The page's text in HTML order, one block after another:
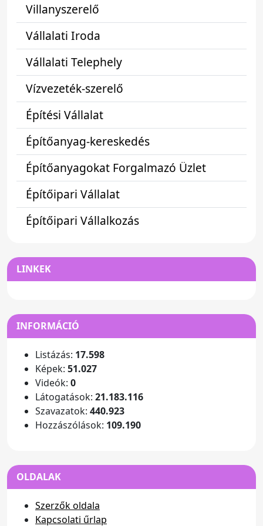
Villanyszerelő
Vállalati Iroda
Vállalati Telephely
Vízvezeték-szerelő
Építési Vállalat
Építőanyag-kereskedés
Építőanyagokat Forgalmazó Üzlet
Építőipari Vállalat
Építőipari Vállalkozás
LINKEK
INFORMÁCIÓ
Listázás: 17.598
Képek: 51.027
Videók: 0
Látogatások: 21.183.116
Szavazatok: 440.923
Hozzászólások: 109.190
OLDALAK
Szerzők oldala
Kapcsolati űrlap